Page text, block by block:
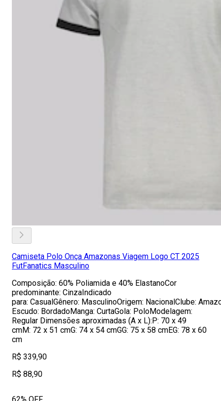
Camiseta Polo Onça Amazonas Viagem Logo CT 2025
FutFanatics Masculino
Composição: 60% Poliamida e 40% ElastanoCor
predominante: CinzaIndicado
para: CasualGênero: MasculinoOrigem: NacionalClube:
Escudo: BordadoManga: CurtaGola: PoloModelagem:
Regular Dimensões aproximadas (A x L):P: 70 x 49
cmM: 72 x 51 cmG: 74 x 54 cmGG: 75 x 58 cmEG: 78 x 60
cm
R$ 339,90
R$ 88,90